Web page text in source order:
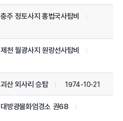
충주 정토사지 홍법국사탑비
제천 월광사지 원랑선사탑비
괴산 외사리 승탑 1974-10-21
대방광불화엄경소 권68